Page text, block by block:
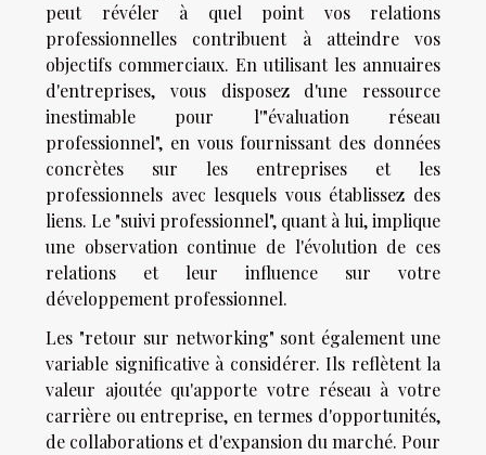
peut révéler à quel point vos relations
professionnelles contribuent à atteindre vos
objectifs commerciaux. En utilisant les annuaires
d'entreprises, vous disposez d'une ressource
inestimable pour l'"évaluation réseau
professionnel", en vous fournissant des données
concrètes sur les entreprises et les
professionnels avec lesquels vous établissez des
liens. Le "suivi professionnel", quant à lui, implique
une observation continue de l'évolution de ces
relations et leur influence sur votre
développement professionnel.
Les "retour sur networking" sont également une
variable significative à considérer. Ils reflètent la
valeur ajoutée qu'apporte votre réseau à votre
carrière ou entreprise, en termes d'opportunités,
de collaborations et d'expansion du marché. Pour